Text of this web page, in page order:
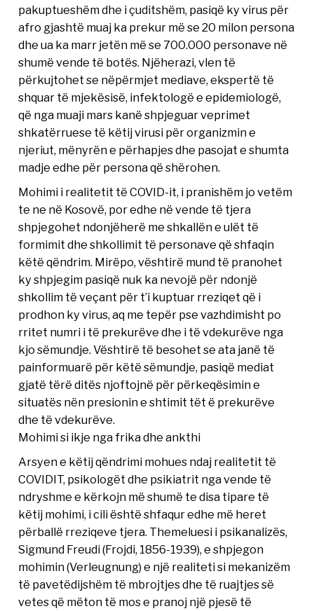
pakuptueshëm dhe i çuditshëm, pasiqë ky virus për
afro gjashtë muaj ka prekur më se 20 milon persona
dhe ua ka marr jetën më se 700.000 personave në
shumë vende të botës. Njëherazi, vlen të
përkujtohet se nëpërmjet mediave, ekspertë të
shquar të mjekësisë, infektologë e epidemiologë,
që nga muaji mars kanë shpjeguar veprimet
shkatërruese të këtij virusi për organizmin e
njeriut, mënyrën e përhapjes dhe pasojat e shumta
madje edhe për persona që shërohen.
Mohimi i realitetit të COVID-it, i pranishëm jo vetëm
te ne në Kosovë, por edhe në vende të tjera
shpjegohet ndonjëherë me shkallën e ulët të
formimit dhe shkollimit të personave që shfaqin
këtë qëndrim. Mirëpo, vështirë mund të pranohet
ky shpjegim pasiqë nuk ka nevojë për ndonjë
shkollim të veçant për t’i kuptuar rreziqet që i
prodhon ky virus, aq me tepër pse vazhdimisht po
rritet numri i të prekurëve dhe i të vdekurëve nga
kjo sëmundje. Vështirë të besohet se ata janë të
painformuarë për këtë sëmundje, pasiqë mediat
gjatë tërë ditës njoftojnë për përkeqësimin e
situatës nën presionin e shtimit tët ë prekurëve
dhe të vdekurëve.
Mohimi si ikje nga frika dhe ankthi
Arsyen e këtij qëndrimi mohues ndaj realitetit të
COVIDIT, psikologët dhe psikiatrit nga vende të
ndryshme e kërkojn më shumë te disa tipare të
këtij mohimi, i cili është shfaqur edhe më heret
përballë rreziqeve tjera. Themeluesi i psikanalizës,
Sigmund Freudi (Frojdi, 1856-1939), e shpjegon
mohimin (Verleugnung) e një realiteti si mekanizëm
të pavetëdijshëm të mbrojtjes dhe të ruajtjes së
vetes që mëton të mos e pranoj një pjesë të